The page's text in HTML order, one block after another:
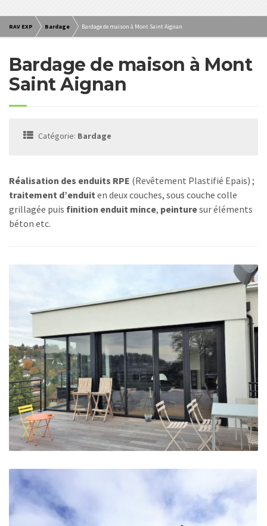
RAV EXP Bardage Bardage de maison à Mont Saint Aignan
Bardage de maison à Mont
Saint Aignan
Catégorie: Bardage
Réalisation des enduits RPE (Revêtement Plastifié Epais) ;
traitement d’enduit en deux couches, sous couche colle
grillagée puis finition enduit mince, peinturesur éléments
béton etc.